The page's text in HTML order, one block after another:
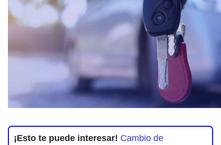
¡Esto te puede interesar! Cambio de